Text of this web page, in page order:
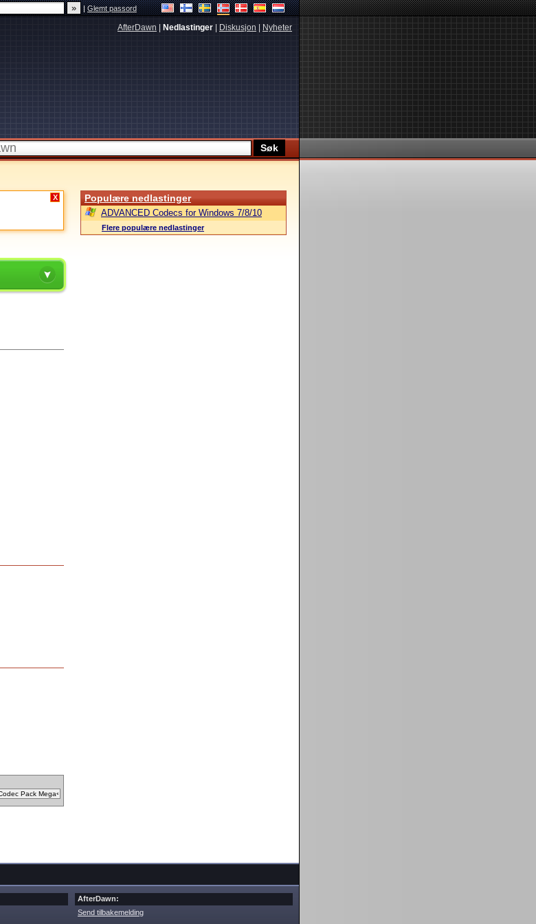
|Glemt passord
AfterDawn Nedlastinger Diskusjon Nyheter
X Populære nedlastinger
ADVANCED Codecs for Windows 7/8/10
Flere populære nedlastinger
AfterDawn:
Send tilbakemelding